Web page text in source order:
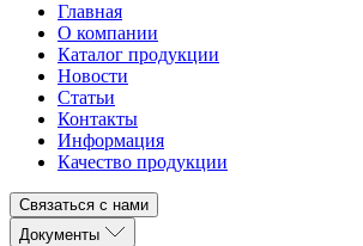
Главная
О компании
Каталог продукции
Новости
Статьи
Контакты
Информация
Качество продукции
Связаться с нами
Документы